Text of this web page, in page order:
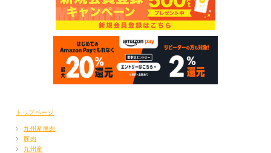
トップページ
九州産豚肉
豚肉
九州産